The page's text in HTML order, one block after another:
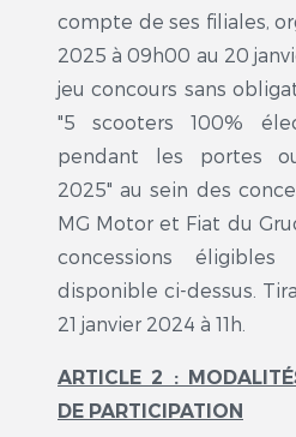
compte de ses filiales,
2025 à 09h00 au 20
jeu concours sans
"5 scooters 100%
pendant les portes
2025" au sein des
MG Motor et Fiat du
concessions
disponible ci-dessus.
21 janvier 2024 à 11h.
ARTICLE 2 :
DE PARTICIPATION